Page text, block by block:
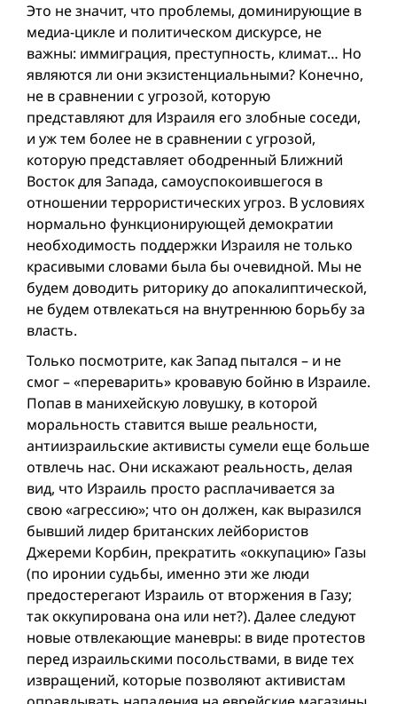
Это не значит, что проблемы, доминирующие в
медиа-цикле и политическом дискурсе, не
важны: иммиграция, преступность, климат… Но
являются ли они экзистенциальными? Конечно,
не в сравнении с угрозой, которую
представляют для Израиля его злобные соседи,
и уж тем более не в сравнении с угрозой,
которую представляет ободренный Ближний
Восток для Запада, самоуспокоившегося в
отношении террористических угроз. В условиях
нормально функционирующей демократии
необходимость поддержки Израиля не только
красивыми словами была бы очевидной. Мы не
будем доводить риторику до апокалиптической,
не будем отвлекаться на внутреннюю борьбу за
власть.
Только посмотрите, как Запад пытался – и не
смог – «переварить» кровавую бойню в Израиле.
Попав в манихейскую ловушку, в которой
моральность ставится выше реальности,
антиизраильские активисты сумели еще больше
отвлечь нас. Они искажают реальность, делая
вид, что Израиль просто расплачивается за
свою «агрессию»; что он должен, как выразился
бывший лидер британских лейбористов
Джереми Корбин, прекратить «оккупацию» Газы
(по иронии судьбы, именно эти же люди
предостерегают Израиль от вторжения в Газу;
так оккупирована она или нет?). Далее следуют
новые отвлекающие маневры: в виде протестов
перед израильскими посольствами, в виде тех
извращений, которые позволяют активистам